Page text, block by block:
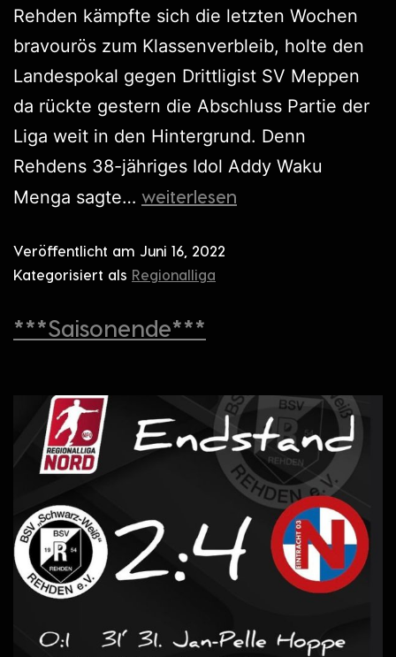
Rehden kämpfte sich die letzten Wochen
bravourös zum Klassenverbleib, holte den
Landespokal gegen Drittligist SV Meppen
da rückte gestern die Abschluss Partie der
Liga weit in den Hintergrund. Denn
Rehdens 38-jähriges Idol Addy Waku
Menga sagte… weiterlesen
Veröffentlicht am Juni 16, 2022
Kategorisiert als Regionalliga
***Saisonende***